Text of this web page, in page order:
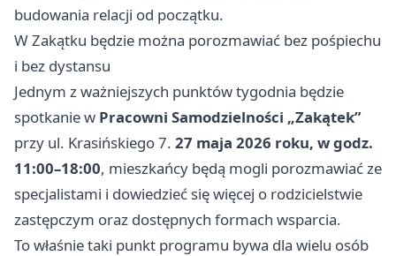
budowania relacji od początku.
W Zakątku będzie można porozmawiać bez pośpiechu
i bez dystansu
Jednym z ważniejszych punktów tygodnia będzie
spotkanie w Pracowni Samodzielności „Zakątek”
przy ul. Krasińskiego 7. 27 maja 2026 roku, w godz.
11:00–18:00, mieszkańcy będą mogli porozmawiać ze
specjalistami i dowiedzieć się więcej o rodzicielstwie
zastępczym oraz dostępnych formach wsparcia.
To właśnie taki punkt programu bywa dla wielu osób